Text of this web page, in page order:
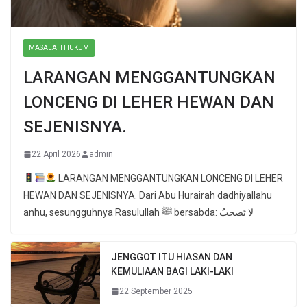
MASALAH HUKUM
LARANGAN MENGGANTUNGKAN
LONCENG DI LEHER HEWAN DAN
SEJENISNYA.
22 April 2026 admin
LARANGAN MENGGANTUNGKAN LONCENG DI LEHER
HEWAN DAN SEJENISNYA. Dari Abu Hurairah dadhiyallahu
anhu, sesungguhnya Rasulullah ﷺ bersabda: لا تَصحبُ
JENGGOT ITU HIASAN DAN
KEMULIAAN BAGI LAKI-LAKI
22 September 2025